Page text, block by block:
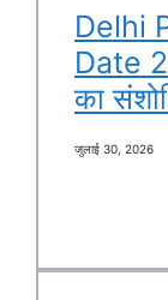
Delhi
Date
का
जुलाई 30, 2026